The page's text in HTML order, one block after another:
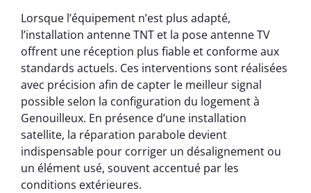
Lorsque l’équipement n’est plus adapté,
l’installation antenne TNT et la pose antenne TV
offrent une réception plus fiable et conforme aux
standards actuels. Ces interventions sont réalisées
avec précision afin de capter le meilleur signal
possible selon la configuration du logement à
Genouilleux. En présence d’une installation
satellite, la réparation parabole devient
indispensable pour corriger un désalignement ou
un élément usé, souvent accentué par les
conditions extérieures.